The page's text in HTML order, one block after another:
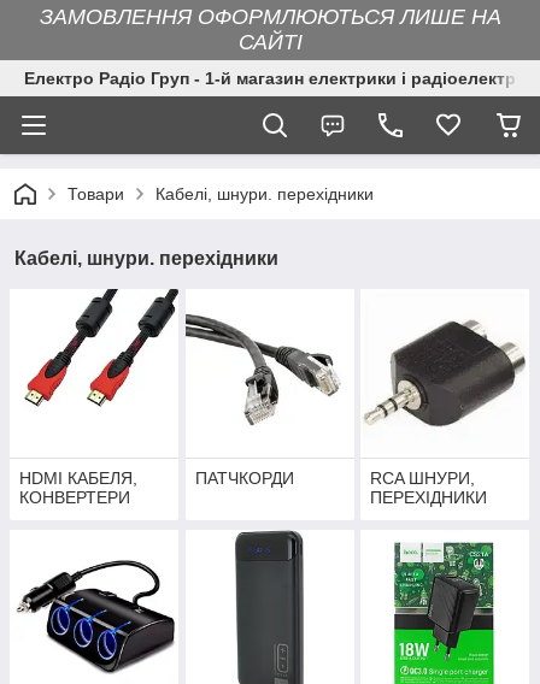
ЗАМОВЛЕННЯ ОФОРМЛЮЮТЬСЯ ЛИШЕ НА
САЙТІ
Електро Радіо Груп - 1-й магазин електрики і
Товари Кабелі, шнури. перехідники
Кабелі, шнури. перехідники
HDMI КАБЕЛЯ,
КОНВЕРТЕРИ
ПАТЧКОРДИ
RCA ШНУРИ,
ПЕРЕХІДНИКИ